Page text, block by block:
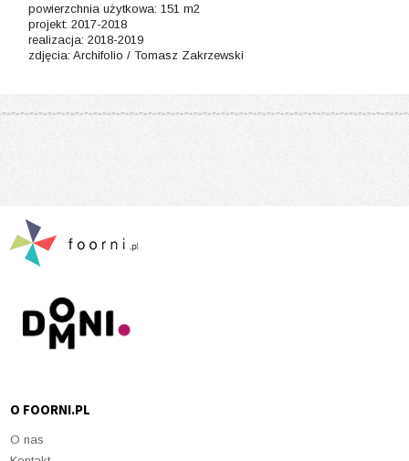
powierzchnia użytkowa: 151 m2
projekt: 2017-2018
realizacja: 2018-2019
zdjęcia: Archifolio​ / Tomasz Zakrzewski​
O FOORNI.PL
O nas